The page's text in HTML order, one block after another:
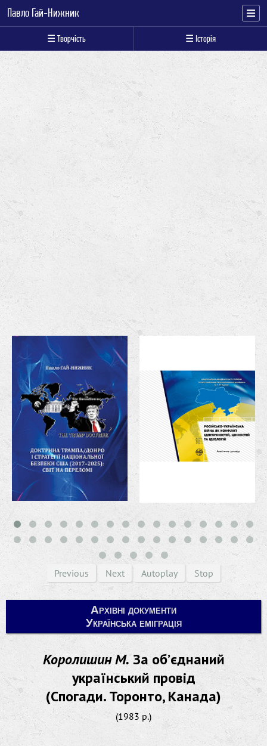
Павло Гай-Нижник
☰ Творчість ☰ Історія
Previous Next Autoplay Stop
Архівні документи
Українська еміграція
Королишин М.За об’єднаний
український провід
(Спогади. Торонто, Канада)
(1983 р.)